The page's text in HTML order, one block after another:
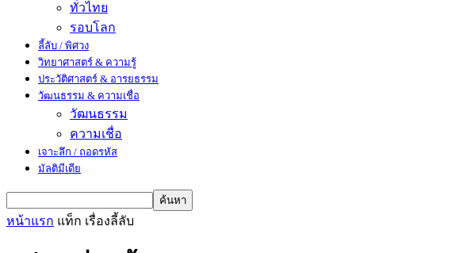
ทั่วไทย
รอบโลก
ลี้ลับ / พิศวง
วิทยาศาสตร์ & ความรู้
ประวัติศาสตร์ & อารยธรรม
วัฒนธรรม & ความเชื่อ
วัฒนธรรม
ความเชื่อ
เจาะลึก / ถอดรหัส
มัลติมีเดีย
หน้าแรก แท็ก เรื่องลี้ลับ